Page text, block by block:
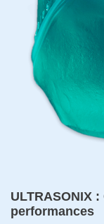
ULTRASONIX
performances